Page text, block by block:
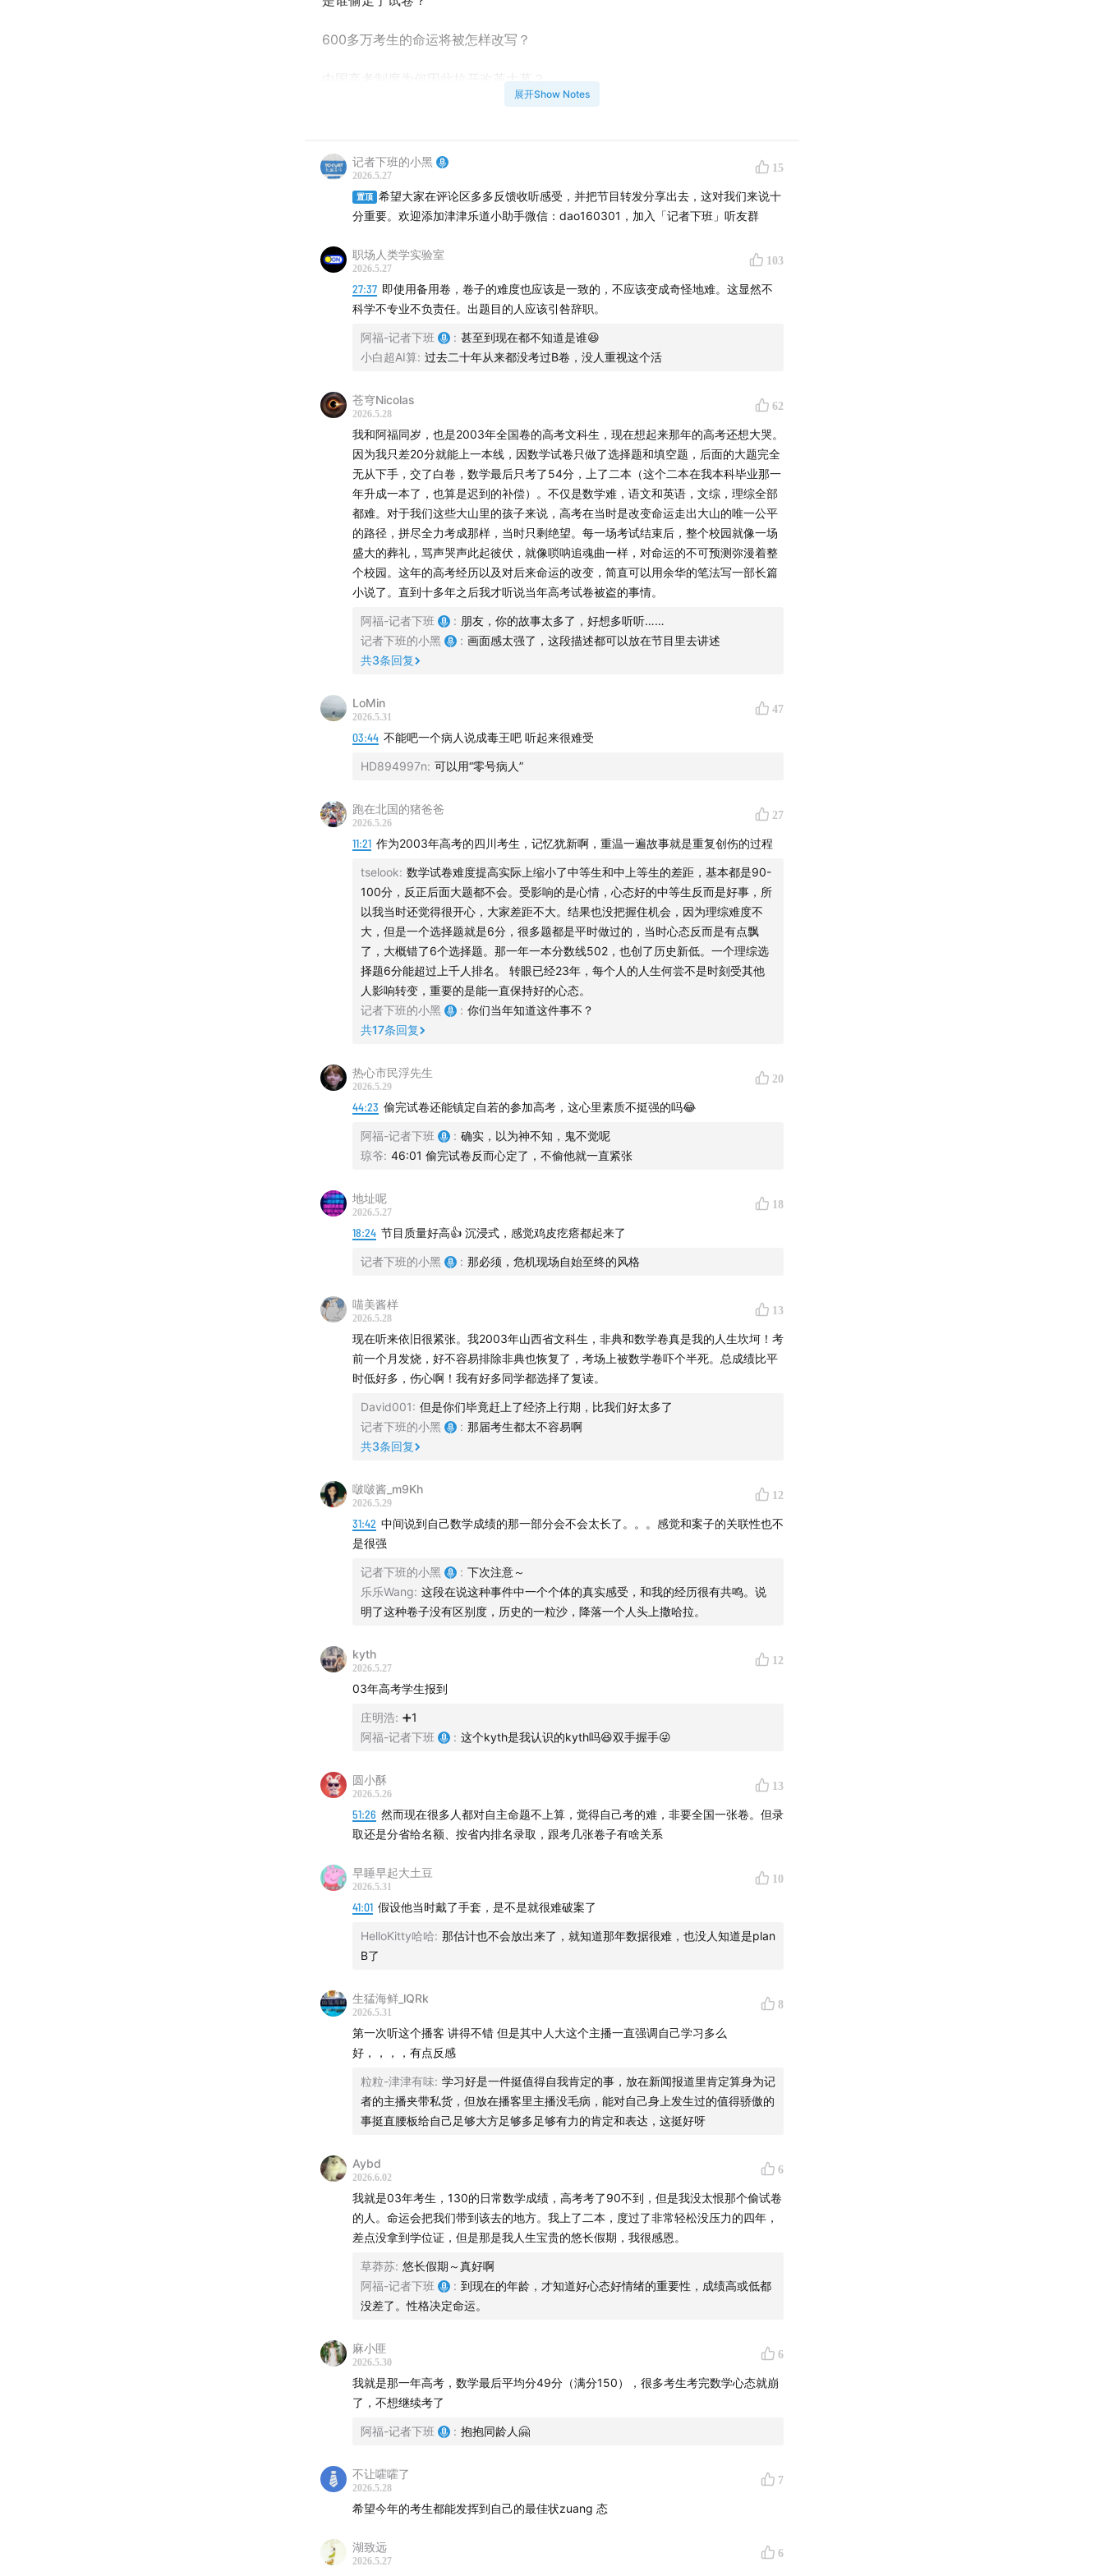
600多万考生的命运将被怎样改写？
中国高考制度为何因此拉开改革大幕？
【本期节目时间轴】
00:00:12“毒王”现身，高考还会如期举行吗？
00:08:25考前最后一次检查发现高考试卷被盗窃
00:12:47
00:16:49高考照常进行，启用备用试卷！
00:18:05高考第一天凌晨，顶级刑侦专家组抵达案发现场
00:20:33作案动机不明，从哪查起？
00:25:40高考正常举行，翻开数学卷的考生集体傻眼
00:39:41学生返校填志愿，警方趁机采指纹
00:46:01法律的判决与少年的结局
00:48:48中国高考制度开启改革，分省命题从此拉开帷幕
00:54:31高考从7月提前到6月的真实原因
【本期主播】
阿福：资深记者、主持人
小黑：主任记者
【制作团队】
后期 / 小黑
封面 / 姝琦
监制 / 姝琦
产品统筹 / bobo
场地支持 / 声湃轩天津录音间
希望大家在听友群和评论区多多反馈收听感受，这对我们来说十分重要。欢迎添
加津津乐道小助手微信：dao160301，加入「记者下班」听友群
【关于「记者下班」】
我们是三位专业记者，把新闻背后的真实经历、多元人物命运、采访所见所想、
个人成长故事……串烧成独特体验，还原鲜活生动的故事。
2021年，我们创建了“原汤话原食”播客节目，被各大播客平台推荐。
如今，节目升级为“记者下班”。
幽默的小黑、感性的伊姐、理智的阿福在“下班”之后，为你来讲故事、评新闻、
聊生活、看世界。
【关于「津津乐道播客网络」】
在一派纷繁芜杂里，我们为愉悦双耳而生。科技、教育、文化、美食、生活、技
能、情绪……严肃认真却不刻板，拒绝空泛浮夸。与专业且有趣的人携手缔造清
流，分享经历，传播体验，厘清世界与你的关系。
津津乐道 | 科技乱炖 |津津有味 记者下班 不叁不肆
苹果播客 | 小宇宙App | Spotify | 喜马拉雅 | 网易云音乐 | QQ音乐 | 微信听书
| 荔枝FM | 央广云听 | 听听FM | Sure竖耳App | Bilibili | YouTube
津津乐道播客官网| 公众号：津津乐道播客 | 微信：dao160301 | 微博：
道播客| 商业合作：hi@dao.fm |
本节目由「声湃 WavPub
展开Show Notes
记者下班的小黑
2026.5.27
15
置顶
希望大家在评论区多多反馈收听感受，并把节目转发分享出去，这对我们来说十
分重要。欢迎添加津津乐道小助手微信：dao160301，加入「记者下班」听友群
职场人类学实验室
2026.5.27
103
27:37 即使用备用卷，卷子的难度也应该是一致的，不应该变成奇怪地难。这显然不
科学不专业不负责任。出题目的人应该引咎辞职。
阿福-记者下班 : 甚至到现在都不知道是谁😆
小白超AI算: 过去二十年从来都没考过B卷，没人重视这个活
苍穹Nicolas
2026.5.28
62
我和阿福同岁，也是2003年全国卷的高考文科生，现在想起来那年的高考还想大哭。
因为我只差20分就能上一本线，因数学试卷只做了选择题和填空题，后面的大题完全
无从下手，交了白卷，数学最后只考了54分，上了二本（这个二本在我本科毕业那一
年升成一本了，也算是迟到的补偿）。不仅是数学难，语文和英语，文综，理综全部
都难。对于我们这些大山里的孩子来说，高考在当时是改变命运走出大山的唯一公平
的路径，拼尽全力考成那样，当时只剩绝望。每一场考试结束后，整个校园就像一场
盛大的葬礼，骂声哭声此起彼伏，就像唢呐追魂曲一样，对命运的不可预测弥漫着整
个校园。这年的高考经历以及对后来命运的改变，简直可以用余华的笔法写一部长篇
小说了。直到十多年之后我才听说当年高考试卷被盗的事情。
阿福-记者下班 : 朋友，你的故事太多了，好想多听听……
记者下班的小黑
: 画面感太强了，这段描述都可以放在节目里去讲述
共3条回复
LoMin
2026.5.31
47
03:44 不能吧一个病人说成毒王吧 听起来很难受
HD894997n: 可以用“零号病人”
跑在北国的猪爸爸
2026.5.26
27
11:21 作为2003年高考的四川考生，记忆犹新啊，重温一遍故事就是重复创伤的过程
tselook: 数学试卷难度提高实际上缩小了中等生和中上等生的差距，基本都是90-
100分，反正后面大题都不会。受影响的是心情，心态好的中等生反而是好事，所
以我当时还觉得很开心，大家差距不大。结果也没把握住机会，因为理综难度不
大，但是一个选择题就是6分，很多题都是平时做过的，当时心态反而是有点飘
了，大概错了6个选择题。那一年一本分数线502，也创了历史新低。一个理综选
择题6分能超过上千人排名。 转眼已经23年，每个人的人生何尝不是时刻受其他
人影响转变，重要的是能一直保持好的心态。
记者下班的小黑
: 你们当年知道这件事不？
共17条回复
热心市民浮先生
2026.5.29
20
44:23 偷完试卷还能镇定自若的参加高考，这心里素质不挺强的吗😂
阿福-记者下班 : 确实，以为神不知，鬼不觉呢
琼爷: 46:01 偷完试卷反而心定了，不偷他就一直紧张
地址呢
2026.5.27
18
18:24 节目质量好高👍 沉浸式，感觉鸡皮疙瘩都起来了
记者下班的小黑 : 那必须，危机现场自始至终的风格
喵美酱样
2026.5.28
13
现在听来依旧很紧张。我2003年山西省文科生，非典和数学卷真是我的人生坎坷！考
前一个月发烧，好不容易排除非典也恢复了，考场上被数学卷吓个半死。总成绩比平
时低好多，伤心啊！我有好多同学都选择了复读。
David001: 但是你们毕竟赶上了经济上行期，比我们好太多了
记者下班的小黑
: 那届考生都太不容易啊
共3条回复
啵啵酱_m9Kh
2026.5.29
12
31:42 中间说到自己数学成绩的那一部分会不会太长了。。。感觉和案子的关联性也不
是很强
记者下班的小黑 : 下次注意～
乐乐Wang: 这段在说这种事件中一个个体的真实感受，和我的经历很有共鸣。说
明了这种卷子没有区别度，历史的一粒沙，降落一个人头上撒哈拉。
kyth
2026.5.27
12
03年高考学生报到
庄明浩: ➕1
阿福-记者下班
: 这个kyth是我认识的kyth吗😆双手握手😜
圆小酥
2026.5.26
13
51:26 然而现在很多人都对自主命题不上算，觉得自己考的难，非要全国一张卷。但录
取还是分省给名额、按省内排名录取，跟考几张卷子有啥关系
早睡早起大土豆
2026.5.31
10
41:01 假设他当时戴了手套，是不是就很难破案了
HelloKitty哈哈: 那估计也不会放出来了，就知道那年数据很难，也没人知道是plan
B了
生猛海鲜_lQRk
2026.5.31
8
第一次听这个播客 讲得不错 但是其中人大这个主播一直强调自己学习多么
好，，，，有点反感
粒粒-津津有味: 学习好是一件挺值得自我肯定的事，放在新闻报道里肯定算身为记
者的主播夹带私货，但放在播客里主播没毛病，能对自己身上发生过的值得骄傲的
事挺直腰板给自己足够大方足够多足够有力的肯定和表达，这挺好呀
Aybd
2026.6.02
6
我就是03年考生，130的日常数学成绩，高考考了90不到，但是我没太恨那个偷试卷
的人。命运会把我们带到该去的地方。我上了二本，度过了非常轻松没压力的四年，
差点没拿到学位证，但是那是我人生宝贵的悠长假期，我很感恩。
草莽苏: 悠长假期～真好啊
阿福-记者下班
: 到现在的年龄，才知道好心态好情绪的重要性，成绩高或低都
没差了。性格决定命运。
麻小匪
2026.5.30
6
我就是那一年高考，数学最后平均分49分（满分150），很多考生考完数学心态就崩
了，不想继续考了
阿福-记者下班 : 抱抱同龄人🤗
不让嚯嚯了
2026.5.28
7
希望今年的考生都能发挥到自己的最佳状zuang 态
湖致远
2026.5.27
6